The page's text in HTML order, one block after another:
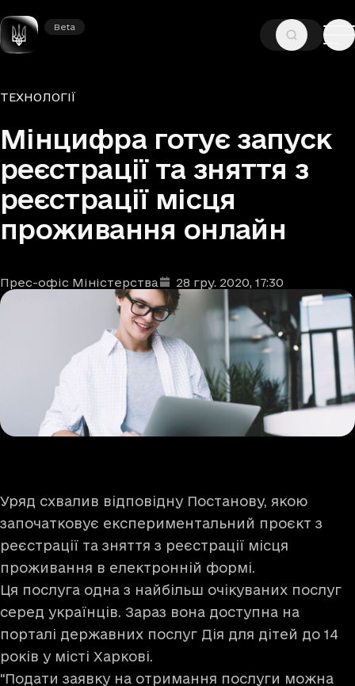
Beta
Beta
ГОЛОВНА —НОВИНИ
Рубрики
ТЕХНОЛОГІЇ
Мінцифра готує запуск
реєстрації та зняття з
реєстрації місця
проживання онлайн
Автори
Прес-офіс Міністерства
Дата та час публікації: 28 гру. 2020, 17:30
Уряд схвалив відповідну Постанову, якою
започатковує експериментальний проєкт з
реєстрації та зняття з реєстрації місця
проживання в електронній формі.
Ця послуга одна з найбільш очікуваних послуг
серед українців. Зараз вона доступна на
порталі державних послуг Дія для дітей до 14
років у місті Харкові.
"Подати заявку на отримання послуги можна